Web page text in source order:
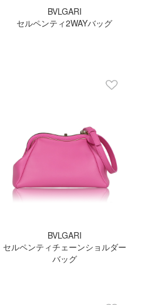
BVLGARI
セルペンティ2WAYバッグ
BVLGARI
セルペンティチェーンショルダー
バッグ